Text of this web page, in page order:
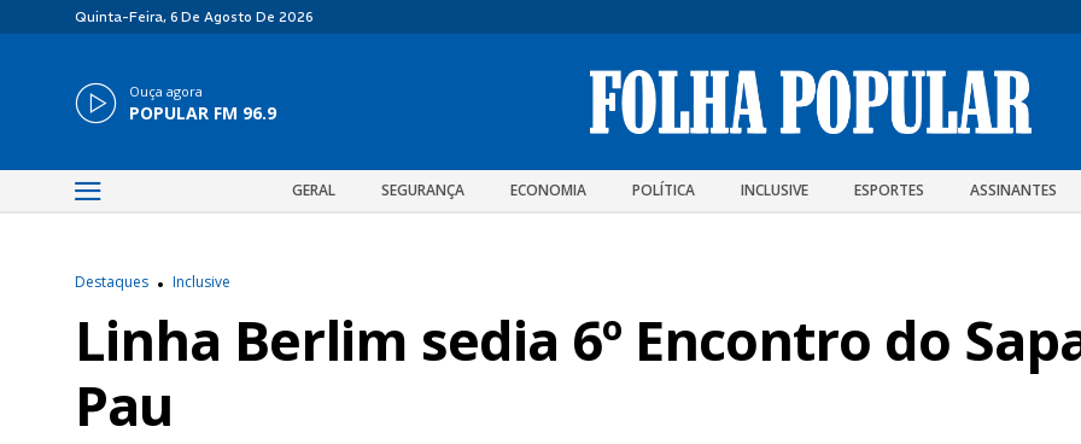
Quinta-Feira, 6 De Agosto De 2026
Ouça agora
POPULAR FM 96.9
GERAL SEGURANÇA ECONOMIA POLÍTICA INCLUSIVE ESPORTES ASSINANTES
Destaques Inclusive
Linha Berlim sedia 6º Encontro do
Pau